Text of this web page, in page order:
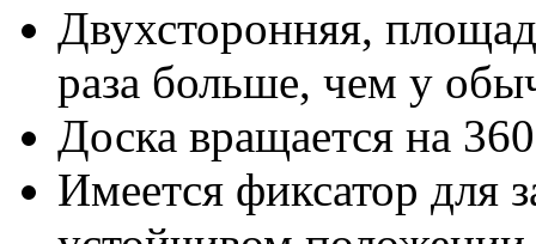
Двухсторонняя,
раза больше, чем у
Доска вращается на
Имеется фиксатор для